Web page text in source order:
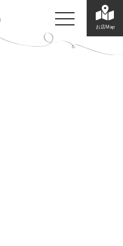
toggle navigation
お店Map